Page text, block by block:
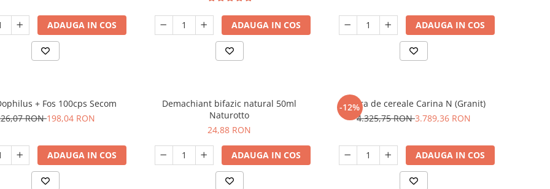
ADAUGA IN COS ADAUGA IN COS ADAUGA IN COS
+ Fos 100cps Secom
RON198,04 RON
ADAUGA IN COS
Demachiant bifazic natural 50ml
Naturotto
24,88 RON
ADAUGA IN COS
-12%
Moara de cereale Carina N (Granit)
4.325,75 RON3.789,36 RON
ADAUGA IN COS